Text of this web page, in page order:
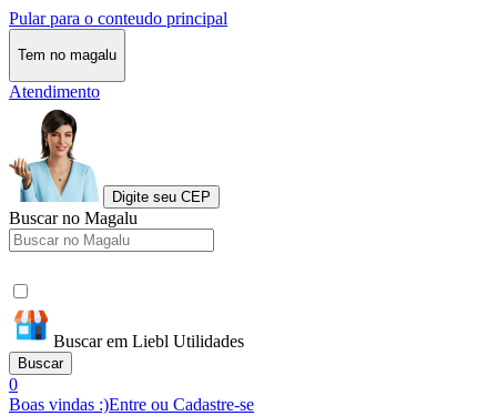
Pular para o conteudo principal
Tem no magalu
Atendimento
Digite seu CEP
Buscar no Magalu
Buscar em Liebl Utilidades
Buscar
0
Boas vindas :)Entre ou Cadastre-se